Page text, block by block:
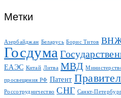
Метки
Азербайджан Беларусь Борис Титов
Госдума
ЕАЭС Китай Литва МВД
просвещения РФ Патент
Россотрудничество СНГ Санкт-